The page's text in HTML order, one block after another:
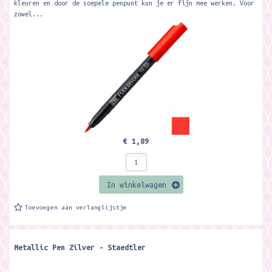
kleuren en door de soepele penpunt kun je er fijn mee werken. Voor
zowel...
€ 1,89
In winkelwagen
Toevoegen aan verlanglijstje
Metallic Pen Zilver - Staedtler